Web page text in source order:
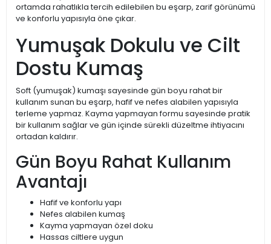
ortamda rahatlıkla tercih edilebilen bu eşarp, zarif görünümü
ve konforlu yapısıyla öne çıkar.
Yumuşak Dokulu ve Cilt
Dostu Kumaş
Soft (yumuşak) kumaşı sayesinde gün boyu rahat bir
kullanım sunan bu eşarp, hafif ve nefes alabilen yapısıyla
terleme yapmaz. Kayma yapmayan formu sayesinde pratik
bir kullanım sağlar ve gün içinde sürekli düzeltme ihtiyacını
ortadan kaldırır.
Gün Boyu Rahat Kullanım
Avantajı
Hafif ve konforlu yapı
Nefes alabilen kumaş
Kayma yapmayan özel doku
Hassas ciltlere uygun